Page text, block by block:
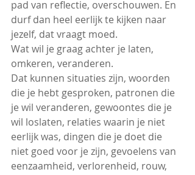
pad van reflectie, overschouwen. En
durf dan heel eerlijk te kijken naar
jezelf, dat vraagt moed.
Wat wil je graag achter je laten,
omkeren, veranderen.
Dat kunnen situaties zijn, woorden
die je hebt gesproken, patronen die
je wil veranderen, gewoontes die je
wil loslaten, relaties waarin je niet
eerlijk was, dingen die je doet die
niet goed voor je zijn, gevoelens van
eenzaamheid, verlorenheid, rouw,